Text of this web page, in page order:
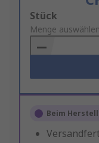
Add
to
Basket
Stück
Menge
Beim